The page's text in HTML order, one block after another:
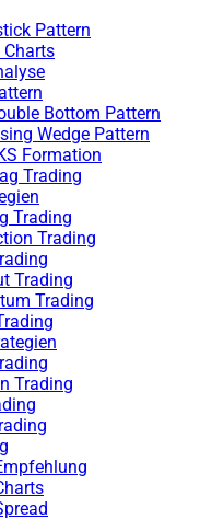
Pattern
Bottom Pattern
Wedge Pattern
Formation
Trading
Trading
Trading
Trading
Trading
Trading